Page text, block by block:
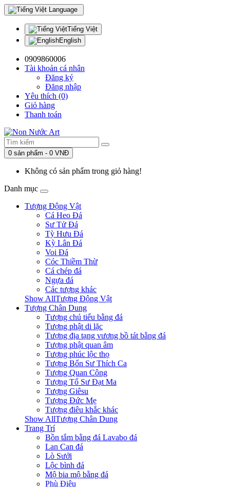
Language
Tiếng Việt
English
0909860006
Tài khoản cá nhân
Đăng ký
Đăng nhập
Yêu thích (0)
Giỏ hàng
Thanh toán
0 sản phẩm - 0 VNĐ
Không có sản phẩm trong giỏ hàng!
Danh mục
Tượng Động Vật
Cá Heo Đá
Sư Tử Đá
Tỳ Hưu Đá
Kỳ Lân Đá
Voi Đá
Cóc Thiềm Thừ
Cá chép đá
Ngựa đá
Các tượng khác
Show AllTượng Động Vật
Tượng Chân Dung
Tượng chú tiểu bằng đá
Tượng phật di lặc
Tượng địa tạng vương bồ tát bằng đá
Tượng phật quan âm
Tượng phúc lộc thọ
Tượng Bổn Sư Thích Ca
Tượng Quan Công
Tượng Tổ Sư Đạt Ma
Tượng Giêsu
Tượng Đức Mẹ
Tượng điêu khắc khác
Show AllTượng Chân Dung
Trang Trí
Bồn tắm bằng đá Lavabo đá
Lan Can đá
Lò Sưởi
Lộc bình đá
Mộ bia mộ bằng đá
Phù Điêu